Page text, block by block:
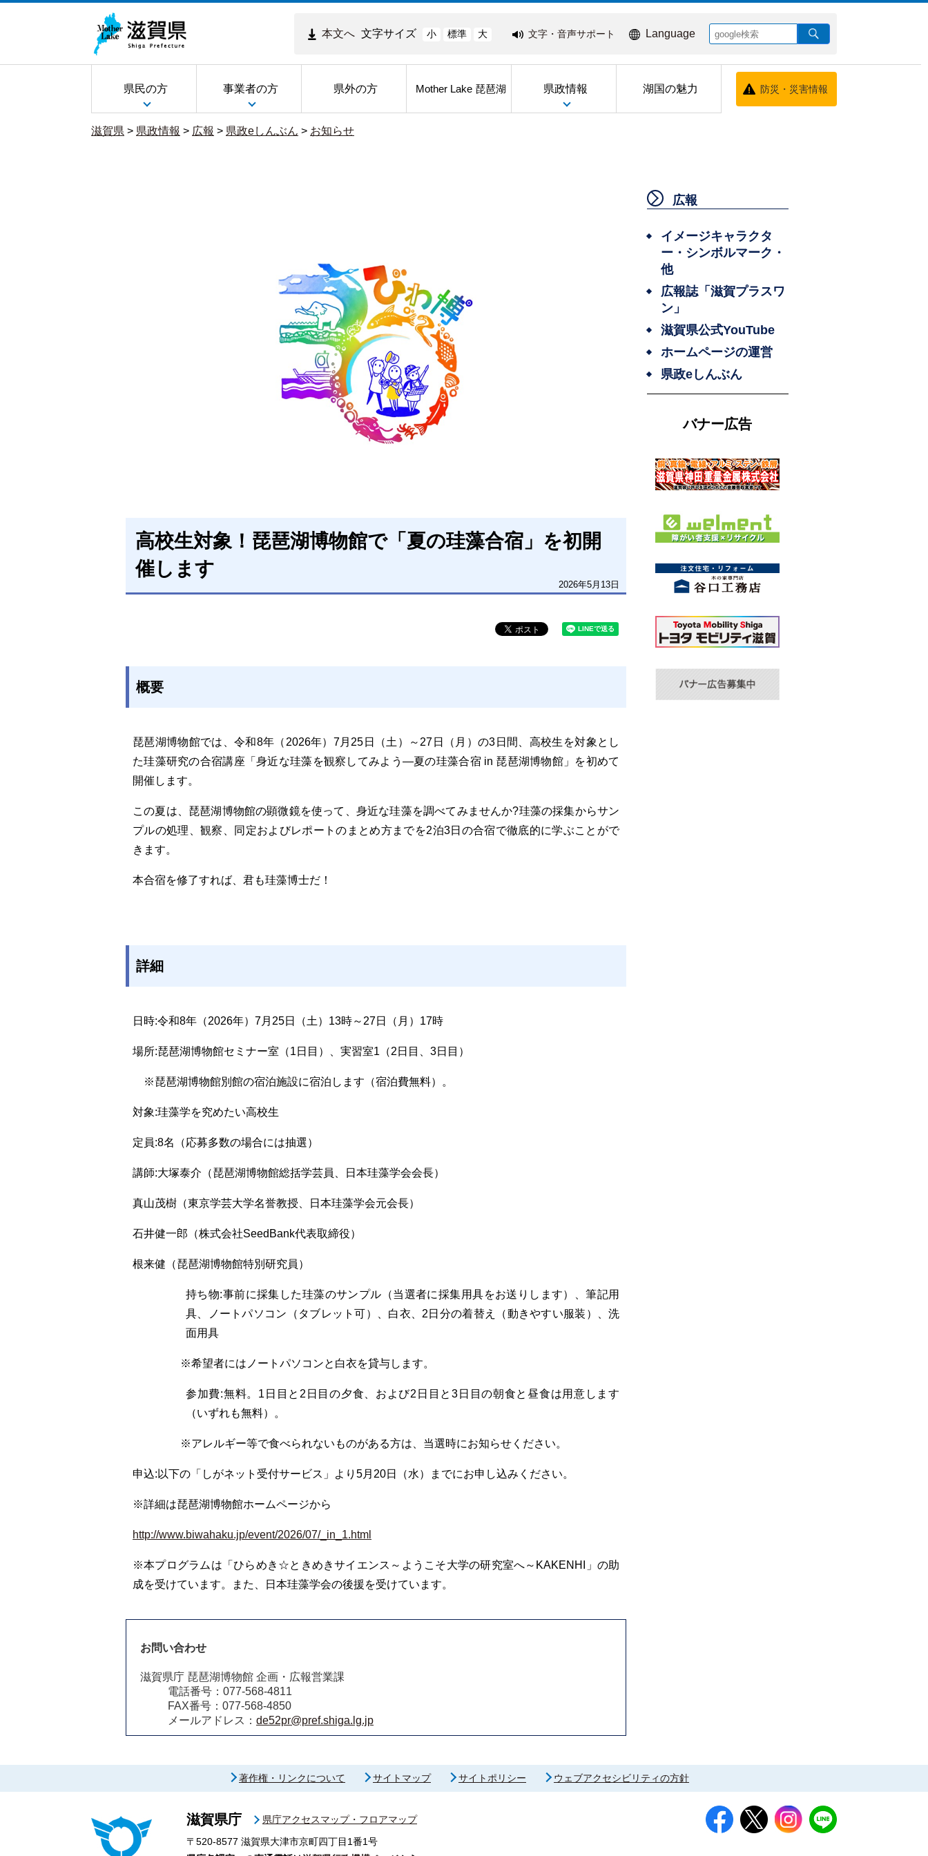
本文へ 文字サイズ 小 標準 大 文字・音声サポート Language
県民の方 事業者の方 県外の方 Mother Lake 琵琶湖 県政情報 湖国の魅力 防災・災害情報
滋賀県 > 県政情報 > 広報 > 県政eしんぶん > お知らせ
高校生対象！琵琶湖博物館で「夏の珪藻合宿」を初開
催します
2026年5月13日
概要
琵琶湖博物館では、令和8年（2026年）7月25日（土）～27日（月）の3日間、高校生を対象とし
た珪藻研究の合宿講座「身近な珪藻を観察してみよう―夏の珪藻合宿 in 琵琶湖博物館」を初めて
開催します。
この夏は、琵琶湖博物館の顕微鏡を使って、身近な珪藻を調べてみませんか?珪藻の採集からサン
プルの処理、観察、同定およびレポートのまとめ方までを2泊3日の合宿で徹底的に学ぶことがで
きます。
本合宿を修了すれば、君も珪藻博士だ！
詳細
日時:令和8年（2026年）7月25日（土）13時～27日（月）17時
場所:琵琶湖博物館セミナー室（1日目）、実習室1（2日目、3日目）
※琵琶湖博物館別館の宿泊施設に宿泊します（宿泊費無料）。
対象:珪藻学を究めたい高校生
定員:8名（応募多数の場合には抽選）
講師:大塚泰介（琵琶湖博物館総括学芸員、日本珪藻学会会長）
真山茂樹（東京学芸大学名誉教授、日本珪藻学会元会長）
石井健一郎（株式会社SeedBank代表取締役）
根来健（琵琶湖博物館特別研究員）
持ち物:事前に採集した珪藻のサンプル（当選者に採集用具をお送りします）、筆記用
具、ノートパソコン（タブレット可）、白衣、2日分の着替え（動きやすい服装）、洗
面用具
※希望者にはノートパソコンと白衣を貸与します。
参加費:無料。1日目と2日目の夕食、および2日目と3日目の朝食と昼食は用意します
（いずれも無料）。
※アレルギー等で食べられないものがある方は、当選時にお知らせください。
申込:以下の「しがネット受付サービス」より5月20日（水）までにお申し込みください。
※詳細は琵琶湖博物館ホームページから
http://www.biwahaku.jp/event/2026/07/_in_1.html
※本プログラムは「ひらめき☆ときめきサイエンス～ようこそ大学の研究室へ～KAKENHI」の助
成を受けています。また、日本珪藻学会の後援を受けています。
お問い合わせ
滋賀県庁 琵琶湖博物館 企画・広報営業課
電話番号：077-568-4811
FAX番号：077-568-4850
メールアドレス： de52pr@pref.shiga.lg.jp
広報
イメージキャラクタ
ー・シンボルマーク・
他
広報誌「滋賀プラスワ
ン」
滋賀県公式YouTube
ホームページの運営
県政eしんぶん
バナー広告
著作権・リンクについて サイトマップ サイトポリシー ウェブアクセシビリティの方針
滋賀県庁
県庁アクセスマップ・フロアマップ
〒520-8577 滋賀県大津市京町四丁目1番1号